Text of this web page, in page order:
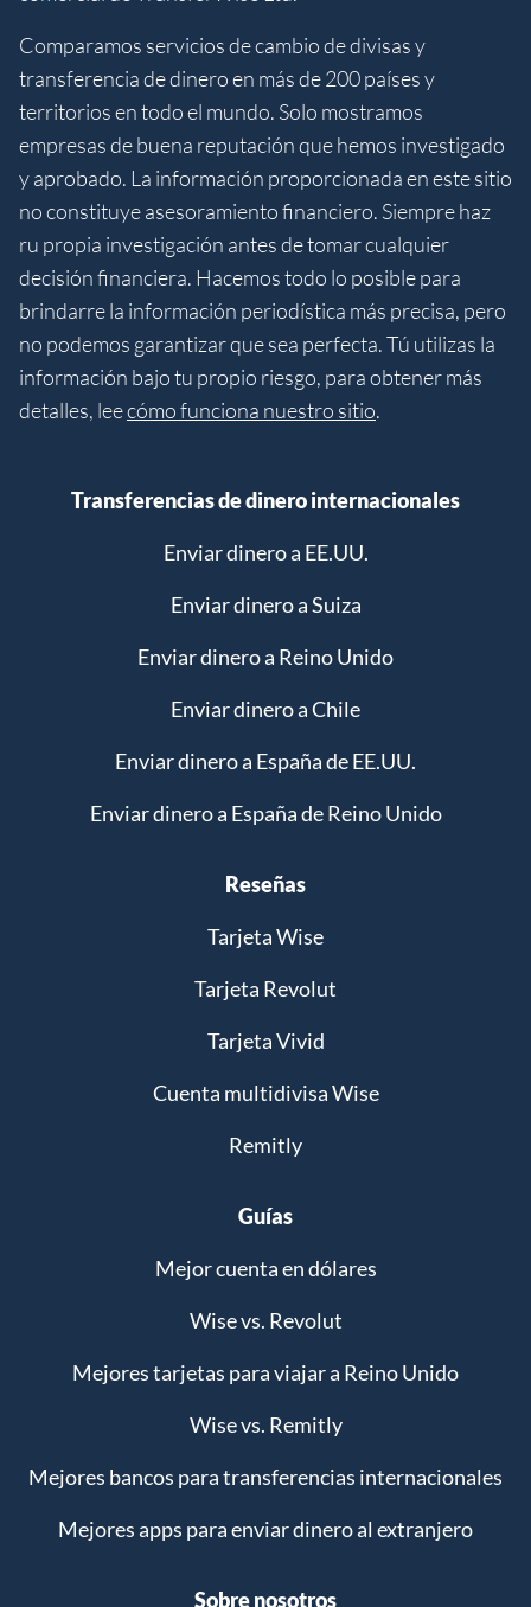
Comparamos servicios de cambio de divisas y
transferencia de dinero en más de 200 países y
territorios en todo el mundo. Solo mostramos
empresas de buena reputación que hemos investigado
y aprobado. La información proporcionada en este sitio
no constituye asesoramiento financiero. Siempre haz
ru propia investigación antes de tomar cualquier
decisión financiera. Hacemos todo lo posible para
brindarre la información periodística más precisa, pero
no podemos garantizar que sea perfecta. Tú utilizas la
información bajo tu propio riesgo, para obtener más
detalles, leecómo funciona nuestro sitio.
Transferencias de dinero internacionales
Enviar dinero a EE.UU.
Enviar dinero a Suiza
Enviar dinero a Reino Unido
Enviar dinero a Chile
Enviar dinero a España de EE.UU.
Enviar dinero a España de Reino Unido
Reseñas
Tarjeta Wise
Tarjeta Revolut
Tarjeta Vivid
Cuenta multidivisa Wise
Remitly
Guías
Mejor cuenta en dólares
Wise vs. Revolut
Mejores tarjetas para viajar a Reino Unido
Wise vs. Remitly
Mejores bancos para transferencias internacionales
Mejores apps para enviar dinero al extranjero
Sobre nosotros